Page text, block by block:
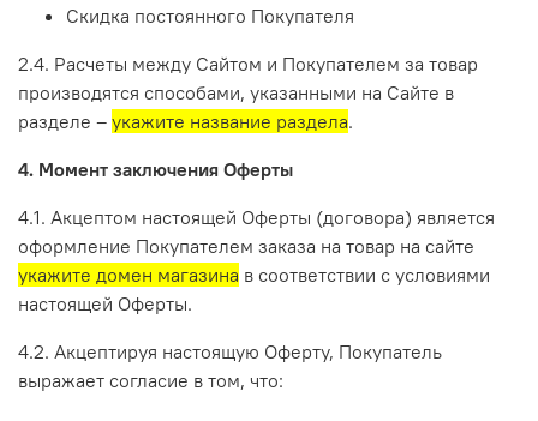
Скидка постоянного Покупателя
2.4. Расчеты между Сайтом и Покупателем за товар
производятся способами, указанными на Сайте в
разделе – укажите название раздела.
4. Момент заключения Оферты
4.1. Акцептом настоящей Оферты (договора) является
оформление Покупателем заказа на товар на сайте
укажите домен магазина в соответствии с условиями
настоящей Оферты.
4.2. Акцептируя настоящую Оферту, Покупатель
выражает согласие в том, что: